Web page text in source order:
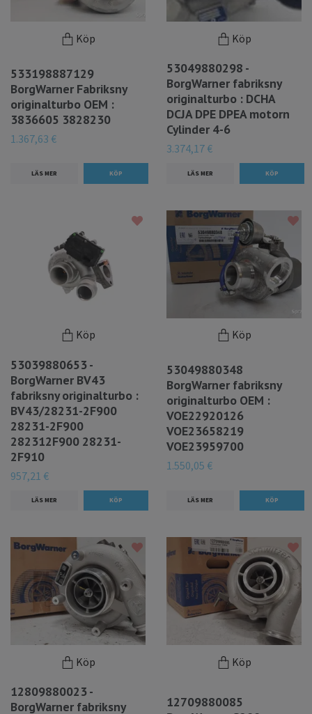
Köp
533198887129
BorgWarner Fabriksny
originalturbo OEM :
3836605 3828230
1.367,63 €
LÄS MER
Köp
53049880298 -
BorgWarner fabriksny
originalturbo : DCHA
DCJA DPE DPEA motorn
Cylinder 4-6
3.374,17 €
LÄS MER
Köp
53039880653 -
BorgWarner BV43
fabriksny originalturbo :
BV43/28231-2F900
28231-2F900
282312F900 28231-
2F910
957,21 €
LÄS MER
Köp
53049880348
BorgWarner fabriksny
originalturbo OEM :
VOE22920126
VOE23658219
VOE23959700
1.550,05 €
LÄS MER
Köp
12809880023 -
BorgWarner fabriksny
Köp
12709880085